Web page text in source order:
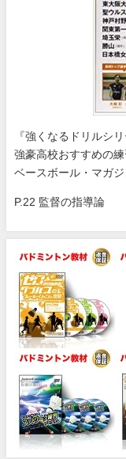
『強くなるドリルシ
強豪高校おすすめの
ベースボール・マガ
P.22 監督の指導論